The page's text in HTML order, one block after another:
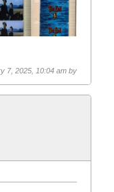
7, 2025, 10:04 am by